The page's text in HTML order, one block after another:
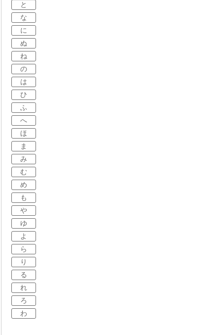
と
な
に
ぬ
ね
の
は
ひ
ふ
へ
ほ
ま
み
む
め
も
や
ゆ
よ
ら
り
る
れ
ろ
わ